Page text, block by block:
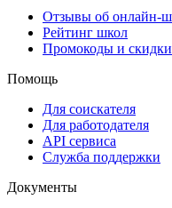
Отзывы об онлайн-
Рейтинг школ
Промокоды и скидки
Помощь
Для соискателя
Для работодателя
API сервиса
Служба поддержки
Документы